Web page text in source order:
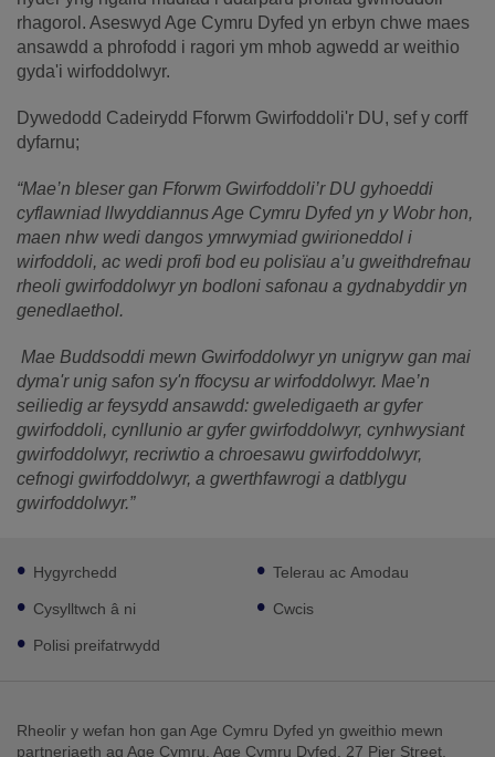
rhagorol. Aseswyd Age Cymru Dyfed yn erbyn chwe maes
ansawdd a phrofodd i ragori ym mhob agwedd ar weithio
gyda'i wirfoddolwyr.
Dywedodd Cadeirydd Fforwm Gwirfoddoli'r DU, sef y corff
dyfarnu;
“Mae’n bleser gan Fforwm Gwirfoddoli’r DU gyhoeddi
cyflawniad llwyddiannus Age Cymru Dyfed yn y Wobr hon,
maen nhw wedi dangos ymrwymiad gwirioneddol i
wirfoddoli, ac wedi profi bod eu polisïau a’u gweithdrefnau
rheoli gwirfoddolwyr yn bodloni safonau a gydnabyddir yn
genedlaethol.
Mae Buddsoddi mewn Gwirfoddolwyr yn unigryw gan mai
dyma'r unig safon sy'n ffocysu ar wirfoddolwyr. Mae’n
seiliedig ar feysydd ansawdd: gweledigaeth ar gyfer
gwirfoddoli, cynllunio ar gyfer gwirfoddolwyr, cynhwysiant
gwirfoddolwyr, recriwtio a chroesawu gwirfoddolwyr,
cefnogi gwirfoddolwyr, a gwerthfawrogi a datblygu
gwirfoddolwyr.”
Footer
sub
links
Hygyrchedd
Cysylltwch â ni
Polisi preifatrwydd
Telerau ac Amodau
Cwcis
Rheolir y wefan hon gan Age Cymru Dyfed yn gweithio mewn
partneriaeth ag Age Cymru. Age Cymru Dyfed, 27 Pier Street,